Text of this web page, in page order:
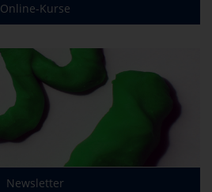
Online-Kurse
Newsletter